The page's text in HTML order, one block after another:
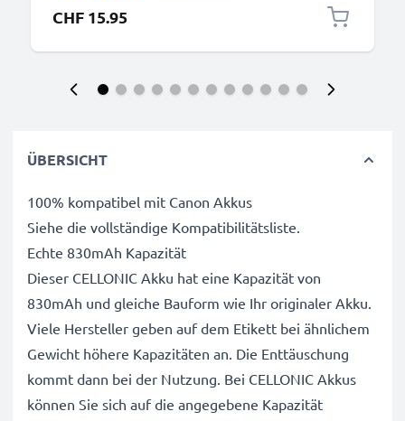
CHF 15.95
ÜBERSICHT
100% kompatibel mit Canon Akkus
Siehe die vollständige Kompatibilitätsliste.
Echte 830mAh Kapazität
Dieser CELLONIC Akku hat eine Kapazität von
830mAh und gleiche Bauform wie Ihr originaler Akku.
Viele Hersteller geben auf dem Etikett bei ähnlichem
Gewicht höhere Kapazitäten an. Die Enttäuschung
kommt dann bei der Nutzung. Bei CELLONIC Akkus
können Sie sich auf die angegebene Kapazität